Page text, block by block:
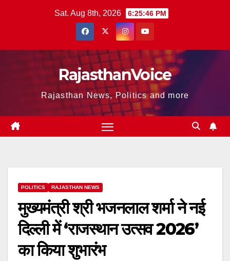
Sat. Aug 8th, 2026 6:25:47 PM
RajasthanVoice
Rajasthan News, Politics and more
POLITICS RAJASTHAN NEWS
मुख्यमंत्री श्री भजनलाल शर्मा ने नई
दिल्ली में ‘राजस्थान उत्सव 2026’
का किया शुभारंभ